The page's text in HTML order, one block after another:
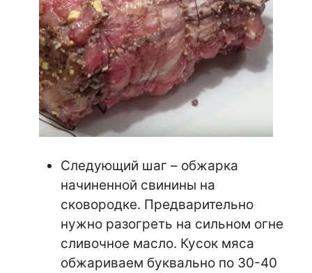
Следующий шаг – обжарка
начиненной свинины на
сковородке. Предварительно
нужно разогреть на сильном огне
сливочное масло. Кусок мяса
обжариваем буквально по 30-40